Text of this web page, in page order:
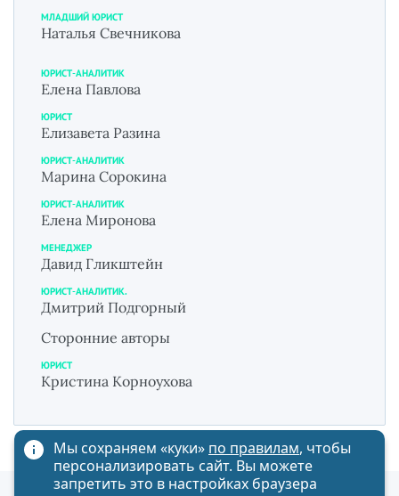
МЛАДШИЙ ЮРИСТ
Наталья Свечникова
ЮРИСТ-АНАЛИТИК
Елена Павлова
ЮРИСТ
Елизавета Разина
ЮРИСТ-АНАЛИТИК
Марина Сорокина
ЮРИСТ-АНАЛИТИК
Елена Миронова
МЕНЕДЖЕР
Давид Гликштейн
ЮРИСТ-АНАЛИТИК.
Дмитрий Подгорный
Сторонние авторы
ЮРИСТ
Кристина Корноухова
Мы сохраняем «куки» по правилам, чтобы
персонализировать сайт. Вы можете
запретить это в настройках браузера